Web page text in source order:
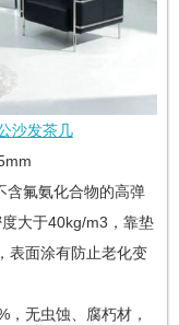
沙发茶几
含氟氨化合物的高弹
大于40kg/m3，靠垫
表面涂有防止老化变
无虫蚀、腐朽材，